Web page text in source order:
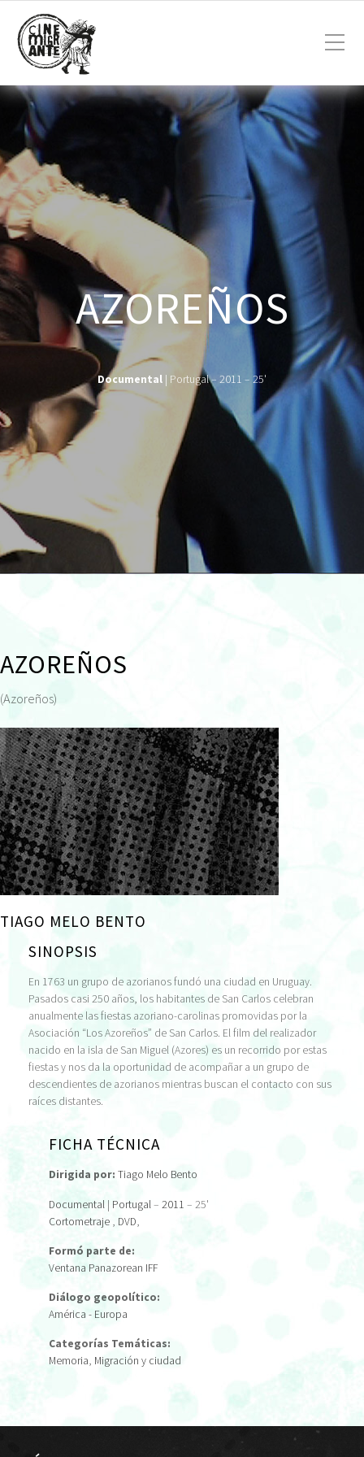
AZOREÑOS
Documental | Portugal – 2011 – 25'
AZOREÑOS
(Azoreños)
TIAGO MELO BENTO
SINOPSIS
En 1763 un grupo de azorianos fundó una ciudad en Uruguay.
Pasados casi 250 años, los habitantes de San Carlos celebran
anualmente las fiestas azoriano-carolinas promovidas por la
Asociación “Los Azoreños” de San Carlos. El film del realizador
nacido en la isla de San Miguel (Azores) es un recorrido por estas
fiestas y nos da la oportunidad de acompañar a un grupo de
descendientes de azorianos mientras buscan el contacto con sus
raíces distantes.
FICHA TÉCNICA
Dirigida por: Tiago Melo Bento
Documental | Portugal– 2011 – 25'
Cortometraje , DVD,
Formó parte de:
Ventana Panazorean IFF
Diálogo geopolítico:
América - Europa
Categorías Temáticas:
Memoria, Migración y ciudad